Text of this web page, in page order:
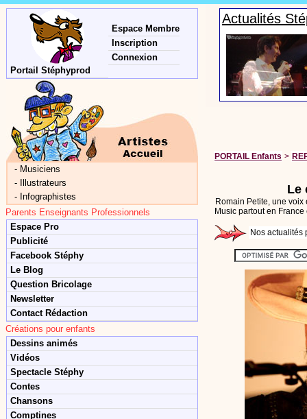
Portail Stéphyprod
Espace Membre
Inscription
Connexion
- Musiciens
-
Illustrateurs
- Infographistes
Parents Enseignants Professionnels
Espace Pro
Publicité
Facebook Stéphy
Le Blog
Question Bricolage
Newsletter
Contact Rédaction
Créations pour enfants
Dessins animés
Vidéos
Spectacle Stéphy
Contes
Chansons
Comptines
Actualités
PORTAIL Enfants >
Le
Romain Petite, une
Music partout en
Nos actualités